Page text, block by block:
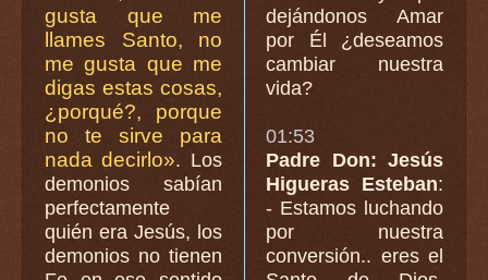
gusta que me
llames Santo, no
me gusta que me
digas estas cosas,
¿porqué?, porque
no te sirve para
nada decirlo». Los
demonios sabían
perfectamente
quién era Jesús, los
demonios no tienen
dejándonos Amar
por Él ¿deseamos
cambiar nuestra
vida?
01:53
Padre Don: Jesús
Higueras Esteban:
- Estamos luchando
por nuestra
conversión.. eres el